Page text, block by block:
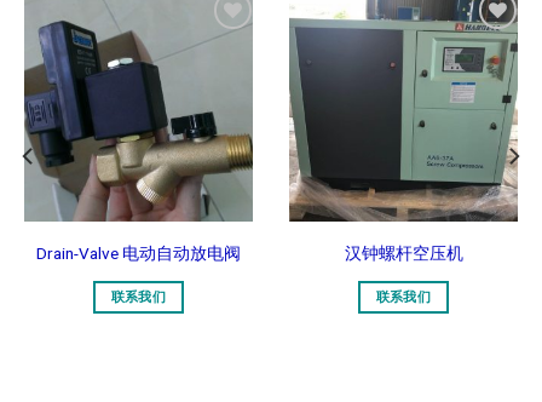
Drain-Valve 电动自动放电阀
联系我们
Add to
Wishlist
汉钟螺杆空压机
联系我们